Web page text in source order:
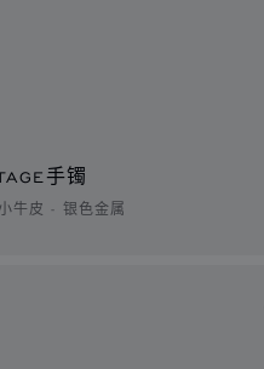
手镯
牛皮 - 银色金属